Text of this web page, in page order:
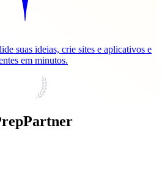
suas ideias, crie sites e aplicativos e
em minutos.